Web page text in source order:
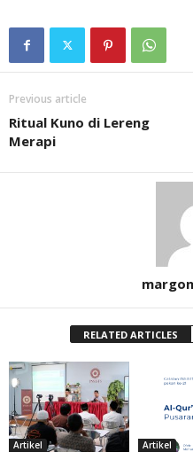
Previous article
Ritual Kuno di Lereng
Merapi
RELATED ARTICLES
Artikel Artikel